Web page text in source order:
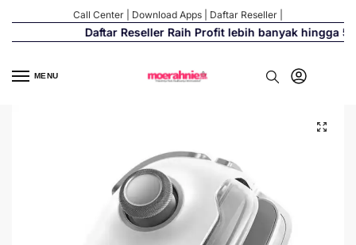
Call Center Download Apps Daftar Reseller
Daftar Reseller Raih Profit lebih banyak hingga
MENU